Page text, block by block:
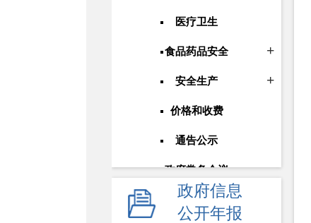
医疗卫生
食品药品安全
安全生产
价格和收费
通告公示
政府常务会议
人事信息
政府信息
公开年报